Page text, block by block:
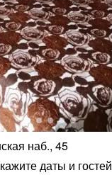
наб., 45
даты и гостей